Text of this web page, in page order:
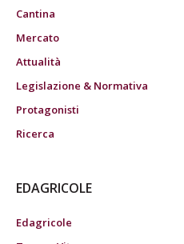
Cantina
Mercato
Attualità
Legislazione & Normativa
Protagonisti
Ricerca
EDAGRICOLE
Edagricole